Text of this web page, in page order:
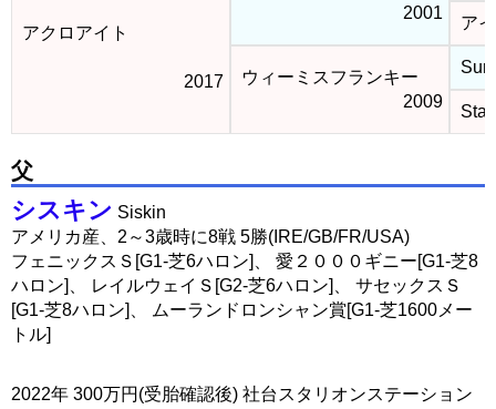
アクロアイト
2017
2001
ア
ウィーミスフランキー
2009
父
シスキン Siskin
アメリカ産、2～3歳時に8戦 5勝(IRE/GB/FR/USA)
フェニックスＳ[G1-芝6ハロン]、 愛２０００ギニー[G1-芝8
ハロン]、 レイルウェイＳ[G2-芝6ハロン]、 サセックスＳ
[G1-芝8ハロン]、 ムーランドロンシャン賞[G1-芝1600メー
トル]
2022年 300万円(受胎確認後) 社台スタリオンステーション